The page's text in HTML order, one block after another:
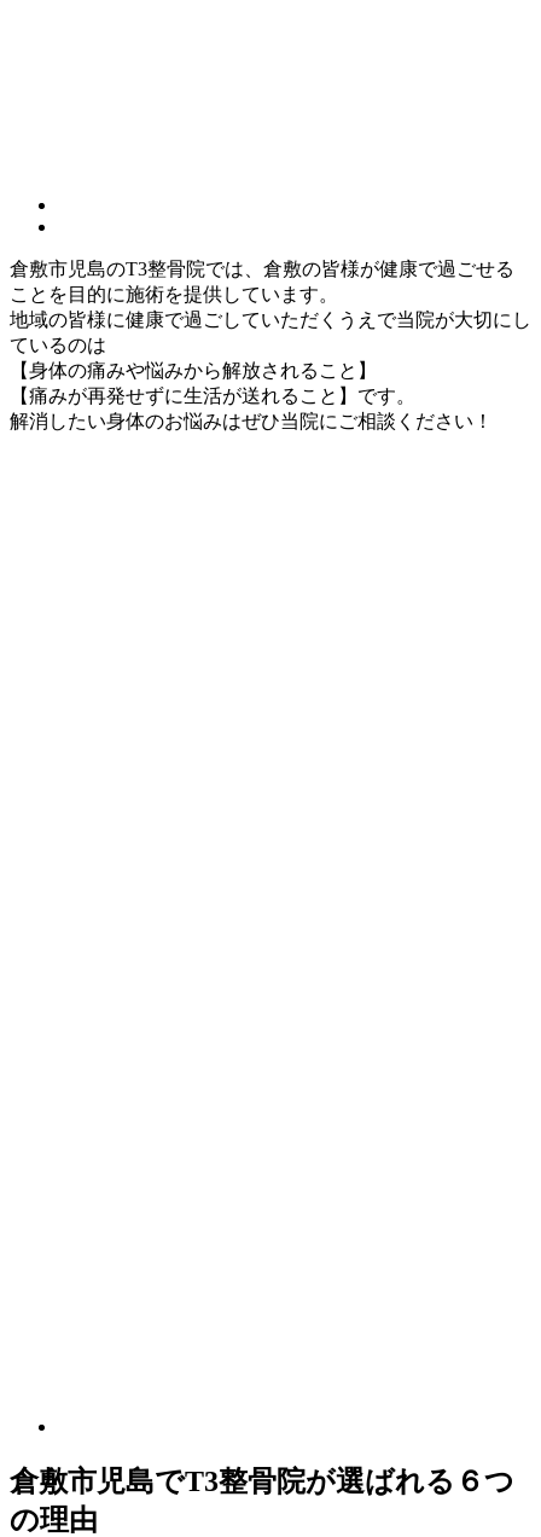
倉敷市児島のT3整骨院では、倉敷の皆様が健康で過ごせる
ことを目的に施術を提供しています。
地域の皆様に健康で過ごしていただくうえで当院が大切にし
ているのは
【身体の痛みや悩みから解放されること】
【痛みが再発せずに生活が送れること】です。
解消したい身体のお悩みはぜひ当院にご相談ください！
倉敷市児島でT3整骨院が選ばれる６つ
の理由